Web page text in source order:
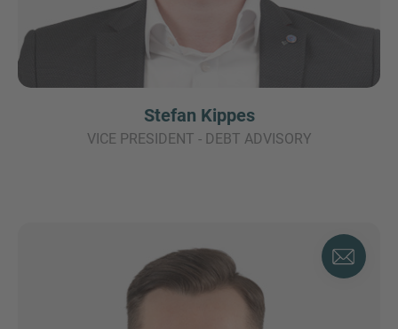
Stefan Kippes
VICE PRESIDENT - DEBT ADVISORY